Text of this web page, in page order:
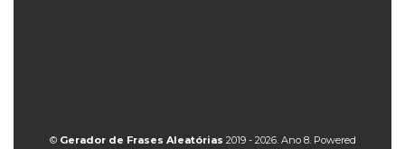
© Gerador de Frases Aleatórias 2019 - 2026. Ano 8. Powered